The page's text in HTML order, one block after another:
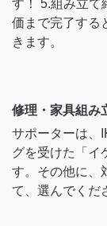
す！ 5.組み立て
価まで完了する
きます。
修理・家具組み
サポーターは、
グを受けた「イ
す。その他に、
て、選んでくだ